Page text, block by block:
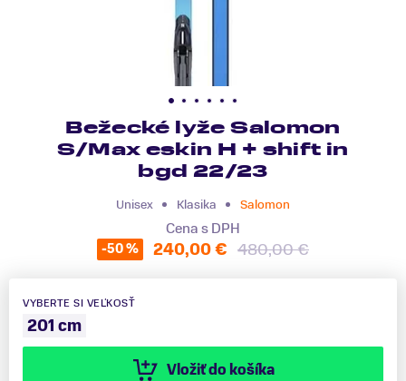
Bežecké lyže Salomon
S/Max eskin H + shift in
bgd 22/23
Unisex Klasika Salomon
Cena s DPH
-50 % 240,00 € 480,00 €
VYBERTE SI VEĽKOSŤ
201 cm
Vložiť do košíka